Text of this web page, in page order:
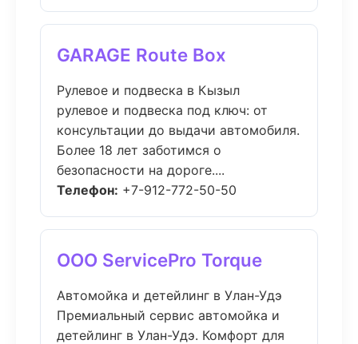
GARAGE Route Box
Рулевое и подвеска в Кызыл
рулевое и подвеска под ключ: от
консультации до выдачи автомобиля.
Более 18 лет заботимся о
безопасности на дороге....
Телефон: +7-912-772-50-50
ООО ServicePro Torque
Автомойка и детейлинг в Улан-Удэ
Премиальный сервис автомойка и
детейлинг в Улан-Удэ. Комфорт для